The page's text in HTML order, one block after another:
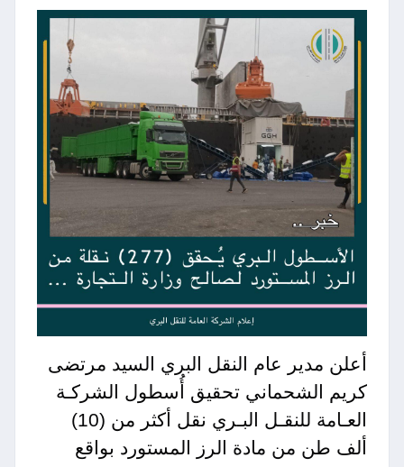
أعلن مدير عام النقل البري السيد مرتضى
كريم الشحماني تحقيق أُسطول الشركـة
العـامة للنقـل البـري نقل أكثر من (10)
ألف طن من مادة الرز المستورد بواقع